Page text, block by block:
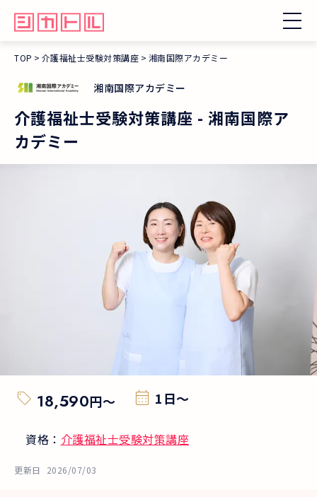
TOP 介護福祉士受験対策講座 湘南国際アカデミー
湘南国際アカデミー
介護福祉士受験対策講座 - 湘南国際ア
カデミー
18,590円〜 1日～
資格： 介護福祉士受験対策講座
更新日 2026/07/03